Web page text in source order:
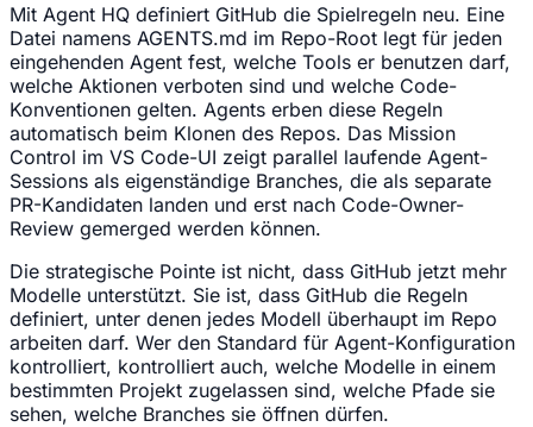
Mit Agent HQ definiert GitHub die Spielregeln neu. Eine
Datei namens AGENTS.md im Repo-Root legt für jeden
eingehenden Agent fest, welche Tools er benutzen darf,
welche Aktionen verboten sind und welche Code-
Konventionen gelten. Agents erben diese Regeln
automatisch beim Klonen des Repos. Das Mission
Control im VS Code-UI zeigt parallel laufende Agent-
Sessions als eigenständige Branches, die als separate
PR-Kandidaten landen und erst nach Code-Owner-
Review gemerged werden können.
Die strategische Pointe ist nicht, dass GitHub jetzt mehr
Modelle unterstützt. Sie ist, dass GitHub die Regeln
definiert, unter denen jedes Modell überhaupt im Repo
arbeiten darf. Wer den Standard für Agent-Konfiguration
kontrolliert, kontrolliert auch, welche Modelle in einem
bestimmten Projekt zugelassen sind, welche Pfade sie
sehen, welche Branches sie öffnen dürfen.